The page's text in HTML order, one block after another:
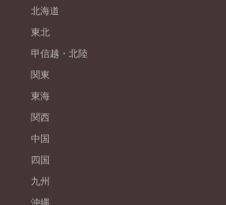
北海道
東北
甲信越・北陸
関東
東海
関西
中国
四国
九州